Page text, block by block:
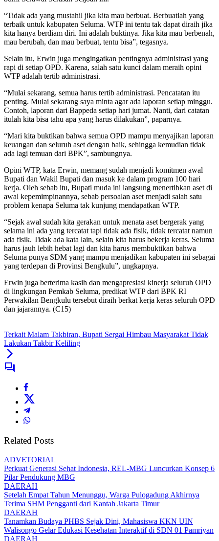
“Tidak ada yang mustahil jika kita mau berbuat. Berbuatlah yang
terbaik untuk kabupaten Seluma. WTP ini tentu tak dapat diraih jika
kita hanya berdiam diri. Ini adalah buktinya. Jika kita mau berbenah,
mau berubah, dan mau berbuat, tentu bisa”, tegasnya.
Selain itu, Erwin juga mengingatkan pentingnya administrasi yang
rapi di setiap OPD. Karena, salah satu kunci dalam meraih opini
WTP adalah tertib administrasi.
“Mulai sekarang, semua harus tertib administrasi. Pencatatan itu
penting. Mulai sekarang saya minta agar ada laporan setiap minggu.
Contoh, laporan dari Bappeda setiap hari jumat. Nanti, dari catatan
itulah kita bisa tahu apa yang harus dilakukan”, paparnya.
“Mari kita buktikan bahwa semua OPD mampu menyajikan laporan
keuangan dan seluruh aset dengan baik, sehingga kemudian tidak
ada lagi temuan dari BPK”, sambungnya.
Opini WTP, kata Erwin, memang sudah menjadi komitmen awal
Bupati dan Wakil Bupati dan masuk ke dalam program 100 hari
kerja. Oleh sebab itu, Bupati muda ini langsung menertibkan aset di
awal kepemimpinannya, sebab persoalan aset menjadi salah satu
problem kenapa Seluma tak kunjung mendapatkan WTP.
“Sejak awal sudah kita gerakan untuk menata aset bergerak yang
selama ini ada yang tercatat tapi tidak ada fisik, tidak tercatat namun
ada fisik. Tidak ada kata lain, selain kita harus bekerja keras. Seluma
harus jauh lebih hebat lagi dan kita harus membuktikan bahwa
Seluma punya SDM yang mampu menjadikan kabupaten ini sebagai
yang terdepan di Provinsi Bengkulu”, ungkapnya.
Erwin juga berterima kasih dan mengapresiasi kinerja seluruh OPD
di lingkungan Pemkab Seluma, predikat WTP dari BPK RI
Perwakilan Bengkulu tersebut diraih berkat kerja keras seluruh OPD
dan jajarannya. (C15)
Terkait Malam Takbiran, Bupati Sergai Himbau Masyarakat Tidak
Lakukan Takbir Keliling
Related Posts
ADVETORIAL
Perkuat Generasi Sehat Indonesia, REL-MBG Luncurkan Konsep 6
Pilar Pendukung MBG
DAERAH
Setelah Empat Tahun Menunggu, Warga Pulogadung Akhirnya
Terima SHM Pengganti dari Kantah Jakarta Timur
DAERAH
Tanamkan Budaya PHBS Sejak Dini, Mahasiswa KKN UIN
Walisongo Gelar Edukasi Kesehatan Interaktif di SDN 01 Pamriyan
DAERAH